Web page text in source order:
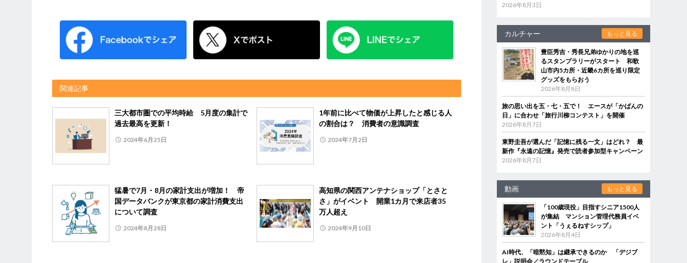
関連記事
三大都市圏での平均時給 5月度の集計で
過去最高を更新！
2024年6月25日
1年前に比べて物価が上昇したと感じる人
の割合は？ 消費者の意識調査
2024年7月2日
猛暑で7月・8月の家計支出が増加！ 帝
国データバンクが東京都の家計消費支出
について調査
2024年8月28日
高知県の関西アンテナショップ「とさと
さ」がイベント 開業1カ月で来店者35
万人超え
2024年9月10日
2026年8月3日
カルチャー もっと見る
豊臣秀吉・秀長兄弟ゆかりの地を巡
るスタンプラリーがスタート 和歌
山市内5カ所・近畿6カ所を巡り限定
グッズをもらおう
2026年8月8日
旅の思い出を五・七・五で！ エースが「かばんの
日」に合わせ「旅行川柳コンテスト」を開催
2026年8月7日
東野圭吾が選んだ「記憶に残る一文」はどれ？ 最
新作『永遠の記憶』発売で読者参加型キャンペーン
2026年8月7日
動画 もっと見る
「100歳現役」目指すシニア1500人
が集結 マンション管理代務員イベ
ント「うぇるねすシップ」
2026年8月4日
AI時代、「暗黙知」は継承できるのか 「デジブ
レ」説明会／ラウンドテーブル